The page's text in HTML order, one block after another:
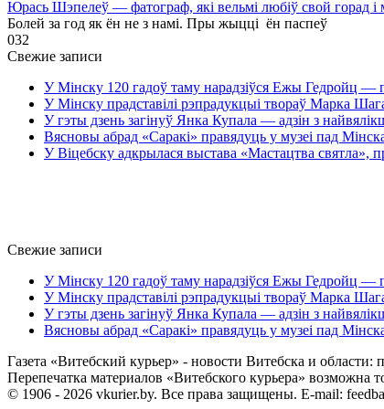
Юрась Шэпелеў — фатограф, які вельмі любіў свой горад і
Болей за год як ён не з намі. Пры жыцці ён паспеў
032
Свежие записи
У Мінску 120 гадоў таму нарадзіўся Ежы Гедройц —
У Мінску прадставілі рэпрадукцыі твораў Марка
У гэты дзень загінуў Янка Купала — адзін з
Вясновы абрад «Саракі» правядуць у музеі пад
У Віцебску адкрылася выстава «Мастацтва святла»,
Свежие записи
У Мінску 120 гадоў таму нарадзіўся Ежы Гедройц —
У Мінску прадставілі рэпрадукцыі твораў Марка
У гэты дзень загінуў Янка Купала — адзін з
Вясновы абрад «Саракі» правядуць у музеі пад
Газета «Витебский курьер» - новости Витебска и
Перепечатка материалов «Витебского курьера» возможна
© 1906 - 2026 vkurier.by. Все права защищены. E-mail: